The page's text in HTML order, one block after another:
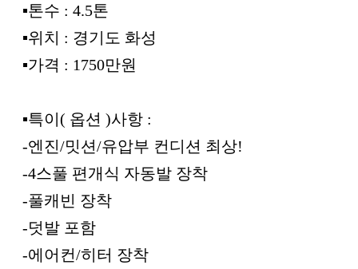
▪︎톤수 : 4.5톤
▪︎위치 : 경기도 화성
▪︎가격 : 1750만원
▪︎특이( 옵션 )사항 :
-엔진/밋션/유압부 컨디션 최상!
-4스풀 편개식 자동발 장착
-풀캐빈 장착
-덧발 포함
-에어컨/히터 장착